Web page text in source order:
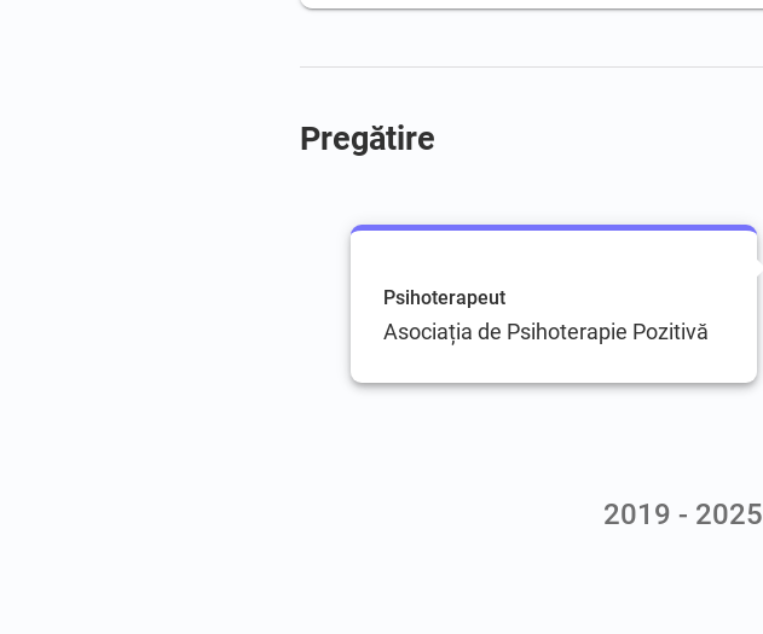
Pregătire
Psihoterapeut
Asociația de Psihoterapie Pozitivă
2019 - 2025